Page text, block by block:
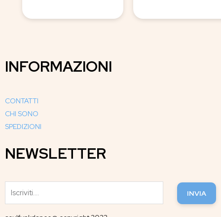
INFORMAZIONI
CONTATTI
CHI SONO
SPEDIZIONI
NEWSLETTER
INVIA